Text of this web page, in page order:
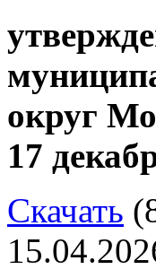
округ
17
Скачать